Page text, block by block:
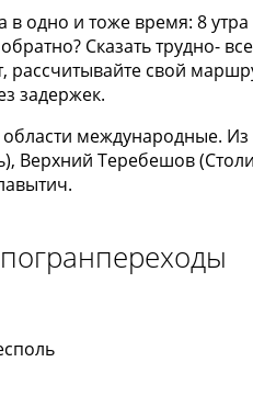
в одно и тоже время: 8
Сказать трудно-
рассчитывайте свой
задержек.
области международные.
Верхний Теребешов